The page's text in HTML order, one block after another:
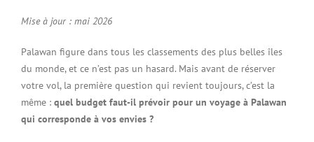
Mise à jour : mai 2026
Palawan figure dans tous les classements des plus belles îles
du monde, et ce n’est pas un hasard. Mais avant de réserver
votre vol, la première question qui revient toujours, c’est la
même : quel budget faut-il prévoir pour un voyage à Palawan
qui corresponde à vos envies ?